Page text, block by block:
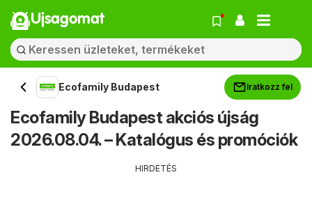
Ujsagomat
Ecofamily Budapest Iratkozz fel
Ecofamily Budapest akciós újság
2026.08.04. – Katalógus és promóciók
HIRDETÉS